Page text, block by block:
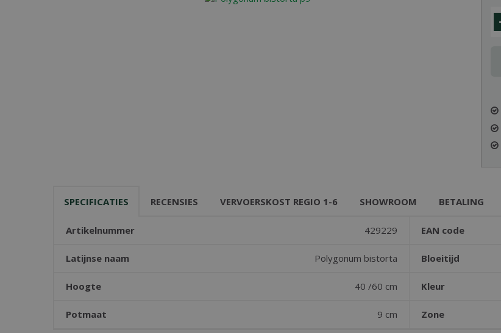
SPECIFICATIES RECENSIES VERVOERSKOST REGIO 1-6 SHOWROOM BETALING
Artikelnummer 429229 EAN code
Latijnse naam Polygonum bistorta Bloeitijd
Hoogte 40 /60 cm Kleur
Potmaat 9 cm Zone